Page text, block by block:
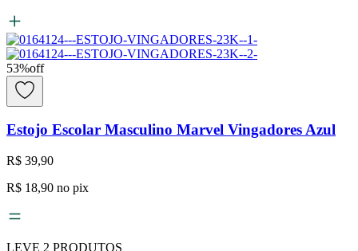
53%off
Estojo Escolar Masculino Marvel Vingadores Azul
R$ 39,90
R$ 18,90 no pix
LEVE 2 PRODUTOS